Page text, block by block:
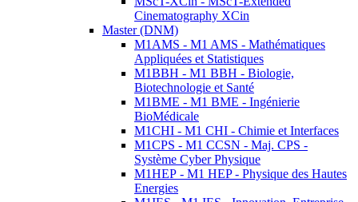
Cinematography XCin
Master (DNM)
M1AMS - M1 AMS - Mathématiques
Appliquées et Statistiques
M1BBH - M1 BBH - Biologie,
Biotechnologie et Santé
M1BME - M1 BME - Ingénierie
BioMédicale
M1CHI - M1 CHI - Chimie et Interfaces
M1CPS - M1 CCSN - Maj. CPS -
Système Cyber Physique
M1HEP - M1 HEP - Physique des Hautes
Energies